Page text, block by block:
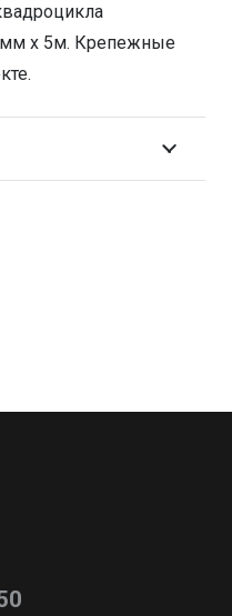
х 5м. Крепежные